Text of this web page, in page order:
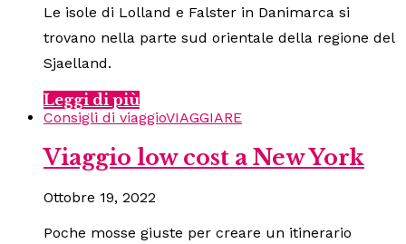
Le isole di Lolland e Falster in Danimarca si
trovano nella parte sud orientale della regione del
Sjaelland.
Leggi di più
Consigli di viaggioVIAGGIARE
Viaggio low cost a New York
Ottobre 19, 2022
Poche mosse giuste per creare un itinerario